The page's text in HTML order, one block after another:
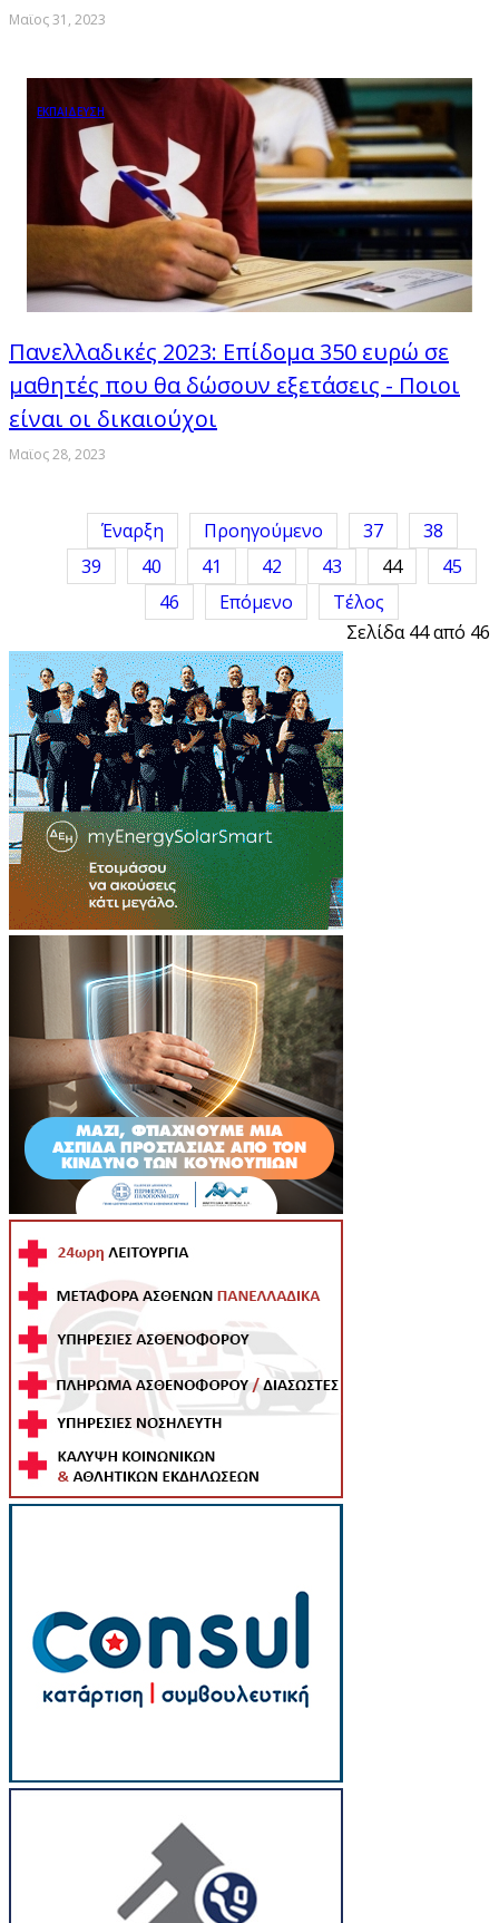
Μαϊος 31, 2023
ΕΚΠΑΙΔΕΥΣΗ
Πανελλαδικές 2023: Επίδομα 350 ευρώ σε
μαθητές που θα δώσουν εξετάσεις - Ποιοι
είναι οι δικαιούχοι
Μαϊος 28, 2023
Έναρξη Προηγούμενο 37
38
39
40 41 42 43 44
45
46
Επόμενο
Τέλος
Σελίδα 44 από 46